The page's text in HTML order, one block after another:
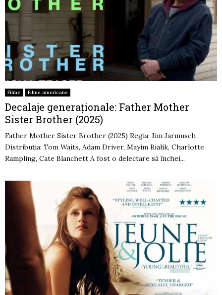
Filme Filme americane
Decalaje generaționale: Father Mother
Sister Brother (2025)
Father Mother Sister Brother (2025) Regia: Jim Jarmusch
Distribuția: Tom Waits, Adam Driver, Mayim Bialik, Charlotte
Rampling, Cate Blanchett A fost o delectare să închei...